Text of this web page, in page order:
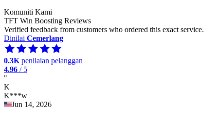
Komuniti Kami
TFT Win Boosting Reviews
Verified feedback from customers who ordered this exact service.
Dinilai Cemerlang
0.3K penilaian pelanggan
4.96 / 5
"
K
K***w
Jun 14, 2026